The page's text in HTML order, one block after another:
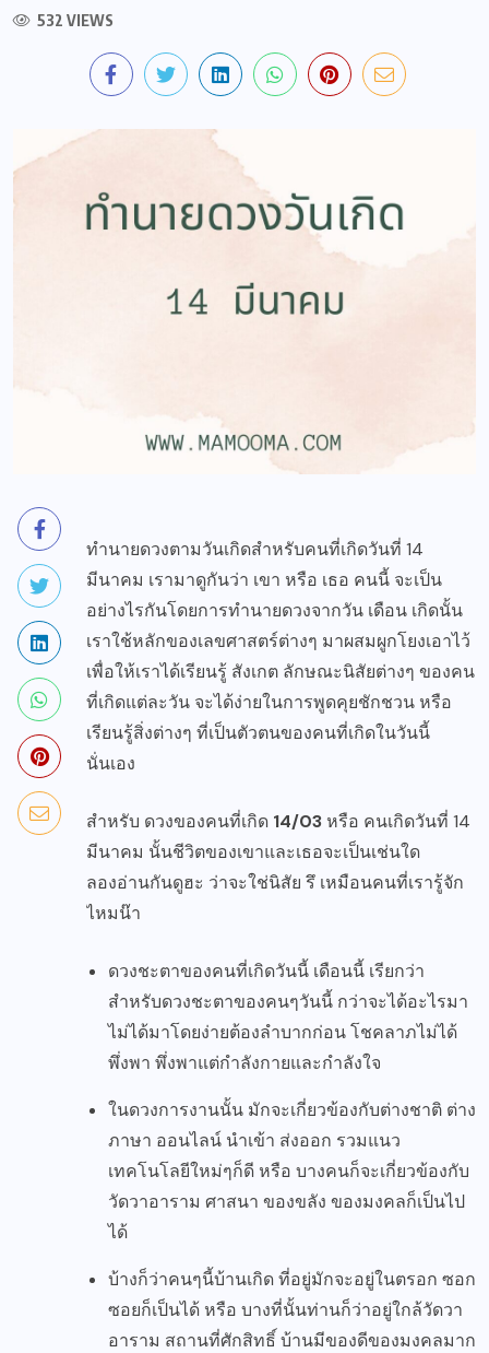
532 VIEWS
ทำนายดวงตามวันเกิดสำหรับคนที่เกิดวันที่ 14
มีนาคม เรามาดูกันว่า เขา หรือ เธอ คนนี้ จะเป็น
อย่างไรกันโดยการทำนายดวงจากวัน เดือน เกิดนั้น
เราใช้หลักของเลขศาสตร์ต่างๆ มาผสมผูกโยงเอาไว้
เพื่อให้เราได้เรียนรู้ สังเกต ลักษณะนิสัยต่างๆ ของคน
ที่เกิดแต่ละวัน จะได้ง่ายในการพูดคุยชักชวน หรือ
เรียนรู้สิ่งต่างๆ ที่เป็นตัวตนของคนที่เกิดในวันนี้
นั่นเอง
สำหรับ ดวงของคนที่เกิด 14/03หรือ คนเกิดวันที่ 14
มีนาคม นั้นชีวิตของเขาและเธอจะเป็นเช่นใด
ลองอ่านกันดูฮะ ว่าจะใช่นิสัย รึ เหมือนคนที่เรารู้จัก
ไหมน๊า
ดวงชะตาของคนที่เกิดวันนี้ เดือนนี้ เรียกว่า
สำหรับดวงชะตาของคนๆวันนี้ กว่าจะได้อะไรมา
ไม่ได้มาโดยง่ายต้องลำบากก่อน โชคลาภไม่ได้
พึ่งพา พึ่งพาแต่กำลังกายและกำลังใจ
ในดวงการงานนั้น มักจะเกี่ยวข้องกับต่างชาติ ต่าง
ภาษา ออนไลน์ นำเข้า ส่งออก รวมแนว
เทคโนโลยีใหม่ๆก็ดี หรือ บางคนก็จะเกี่ยวข้องกับ
วัดวาอาราม ศาสนา ของขลัง ของมงคลก็เป็นไป
ได้
บ้างก็ว่าคนๆนี้บ้านเกิด ที่อยู่มักจะอยู่ในตรอก ซอก
ซอยก็เป็นได้ หรือ บางที่นั้นท่านก็ว่าอยู่ใกล้วัดวา
อาราม สถานที่ศักสิทธิ์ บ้านมีของดีของมงคลมาก